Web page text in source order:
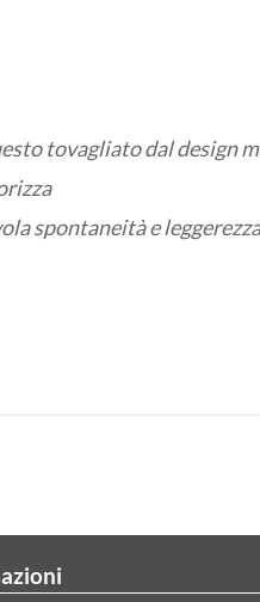
tovagliato dal design
spontaneità e